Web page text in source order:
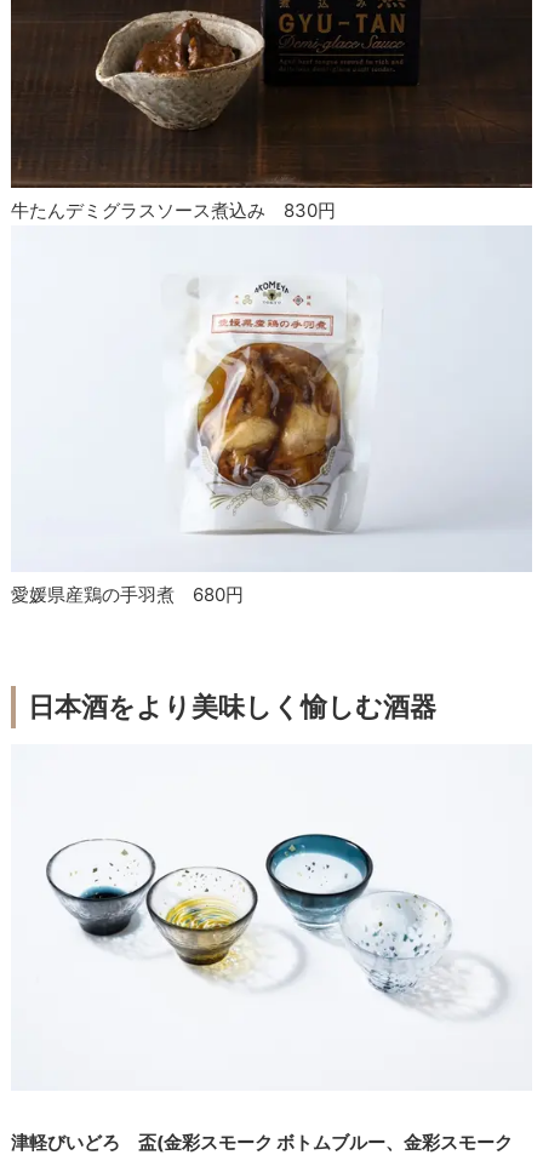
牛たんデミグラスソース煮込み 830円
愛媛県産鶏の手羽煮 680円
日本酒をより美味しく愉しむ酒器
津軽びいどろ 盃(金彩スモーク ボトムブルー、金彩スモーク